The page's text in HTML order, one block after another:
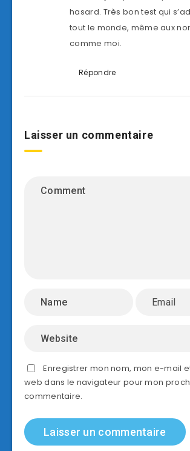
hasard. Très bon test qui
tout le monde, même aux
comme moi.
Répondre
Laisser un commentaire
Enregistrer mon nom, mon e-mail
web dans le navigateur pour mon
commentaire.